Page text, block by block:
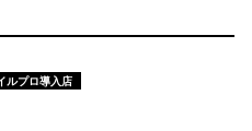
ルプロ導入店